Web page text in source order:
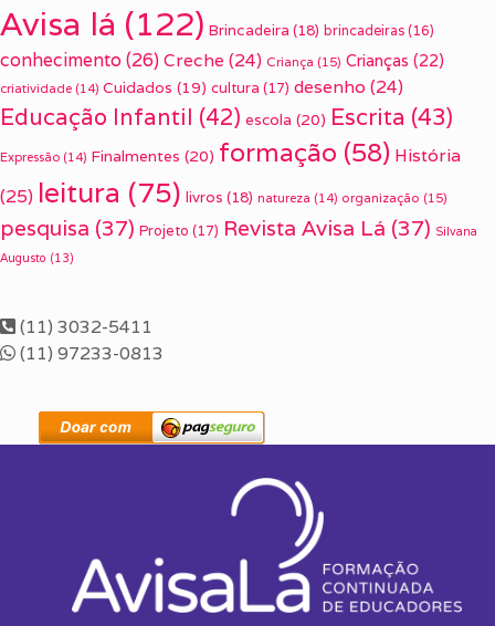
Avisa lá (122) Brincadeira (18) brincadeiras (16)
conhecimento(26) Creche (24) Criança (15) Crianças (22)
criatividade (14) Cuidados (19) cultura (17) desenho (24)
Educação Infantil (42) escola (20) Escrita (43)
Expressão (14) Finalmentes (20) formação (58) História
(25) leitura (75) livros (18) natureza (14) organização (15)
pesquisa (37) Projeto (17) Revista Avisa Lá (37) Silvana
Augusto (13)
(11) 3032-5411
(11) 97233-0813